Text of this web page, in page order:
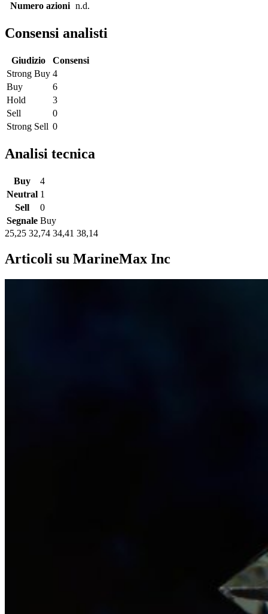
Numero azioni n.d.
Consensi analisti
Giudizio
Consensi
Strong Buy 4
Buy
6
Hold
3
Sell
0
Strong Sell 0
Analisi tecnica
Buy
4
Neutral 1
Sell
0
Segnale Buy
25,25 32,74 34,41 38,14
Articoli su MarineMax Inc